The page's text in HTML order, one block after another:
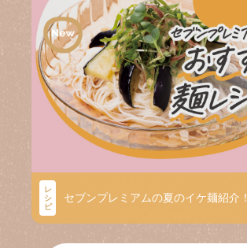
レ
シ
ピ
セブンプレミアムの夏のイケ麺紹介！